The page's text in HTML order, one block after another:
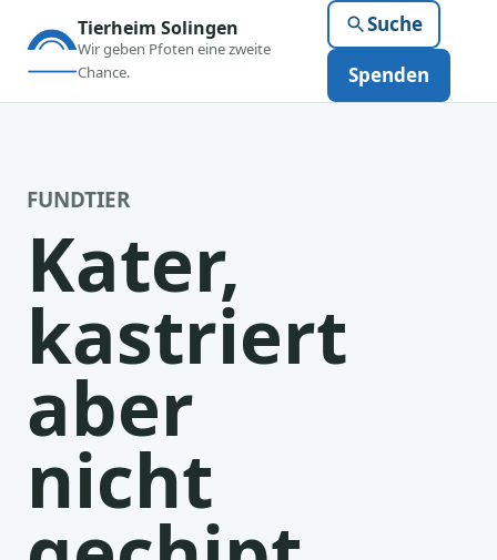
Tierheim Solingen
Wir geben Pfoten eine zweite
Chance.
Suche
Spenden
FUNDTIER
Kater,
kastriert
aber
nicht